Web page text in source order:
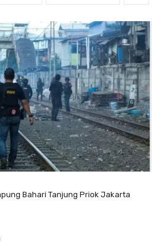
Bahari Tanjung Priok Jakarta